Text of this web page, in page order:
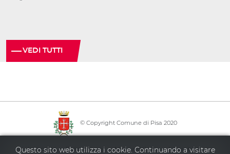
VEDI TUTTI
© Copyright Comune di Pisa 2020
Info point·Policy privacy ·Mappa del sito·Accessibilità
Questo sito web utilizza i cookie. Continuando a visitare